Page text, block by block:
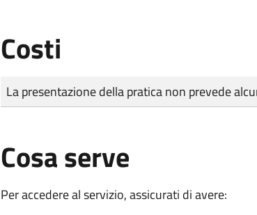
Costi
Tipo di pagamento
Importo
La presentazione della pratica non prevede
Cosa serve
Per accedere al servizio, assicurati di avere: